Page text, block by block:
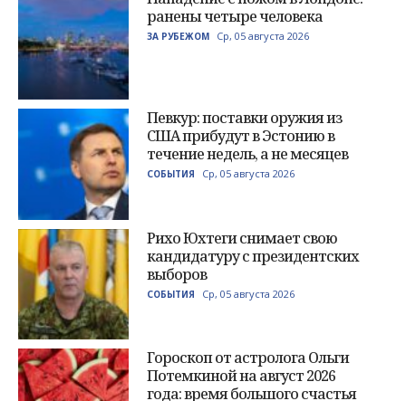
ранены четыре человека
ЗА РУБЕЖОМ Ср, 05 августа 2026
Певкур: поставки оружия из
США прибудут в Эстонию в
течение недель, а не месяцев
СОБЫТИЯ Ср, 05 августа 2026
Рихо Юхтеги снимает свою
кандидатуру с президентских
выборов
СОБЫТИЯ Ср, 05 августа 2026
Гороскоп от астролога Ольги
Потемкиной на август 2026
года: время большого счастья